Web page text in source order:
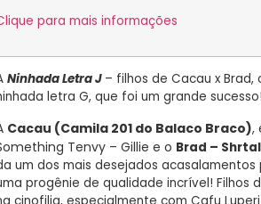
para mais informações
Ninhada Letra J – filhos de Cacau x
letra G, que foi um grande sucesso!
Cacau (Camila 201 do Balaco Braco),
Tenvy – Gillie e o Brad –
um dos mais desejados
progênie de qualidade incrível! Filhos
cinofilia, especialmente com Cafu Luperi